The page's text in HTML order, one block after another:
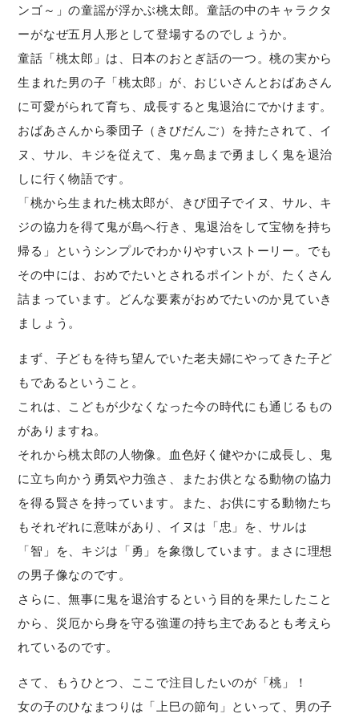
ンゴ～」の童謡が浮かぶ桃太郎。童話の中のキャラクタ
ーがなぜ五月人形として登場するのでしょうか。
童話「桃太郎」は、日本のおとぎ話の一つ。桃の実から
生まれた男の子「桃太郎」が、おじいさんとおばあさん
に可愛がられて育ち、成長すると鬼退治にでかけます。
おばあさんから黍団子（きびだんご）を持たされて、イ
ヌ、サル、キジを従えて、鬼ヶ島まで勇ましく鬼を退治
しに行く物語です。
「桃から生まれた桃太郎が、きび団子でイヌ、サル、キ
ジの協力を得て鬼が島へ行き、鬼退治をして宝物を持ち
帰る」というシンプルでわかりやすいストーリー。でも
その中には、おめでたいとされるポイントが、たくさん
詰まっています。どんな要素がおめでたいのか見ていき
ましょう。
まず、子どもを待ち望んでいた老夫婦にやってきた子ど
もであるということ。
これは、こどもが少なくなった今の時代にも通じるもの
がありますね。
それから桃太郎の人物像。血色好く健やかに成長し、鬼
に立ち向かう勇気や力強さ、またお供となる動物の協力
を得る賢さを持っています。また、お供にする動物たち
もそれぞれに意味があり、イヌは「忠」を、サルは
「智」を、キジは「勇」を象徴しています。まさに理想
の男子像なのです。
さらに、無事に鬼を退治するという目的を果たしたこと
から、災厄から身を守る強運の持ち主であるとも考えら
れているのです。
さて、もうひとつ、ここで注目したいのが「桃」！
女の子のひなまつりは「上巳の節句」といって、男の子